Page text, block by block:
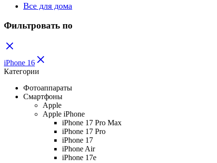
Все для дома
Фильтровать по
iPhone 16
Категории
Фотоаппараты
Смартфоны
Apple
Apple iPhone
iPhone 17 Pro Max
iPhone 17 Pro
iPhone 17
iPhone Air
iPhone 17e